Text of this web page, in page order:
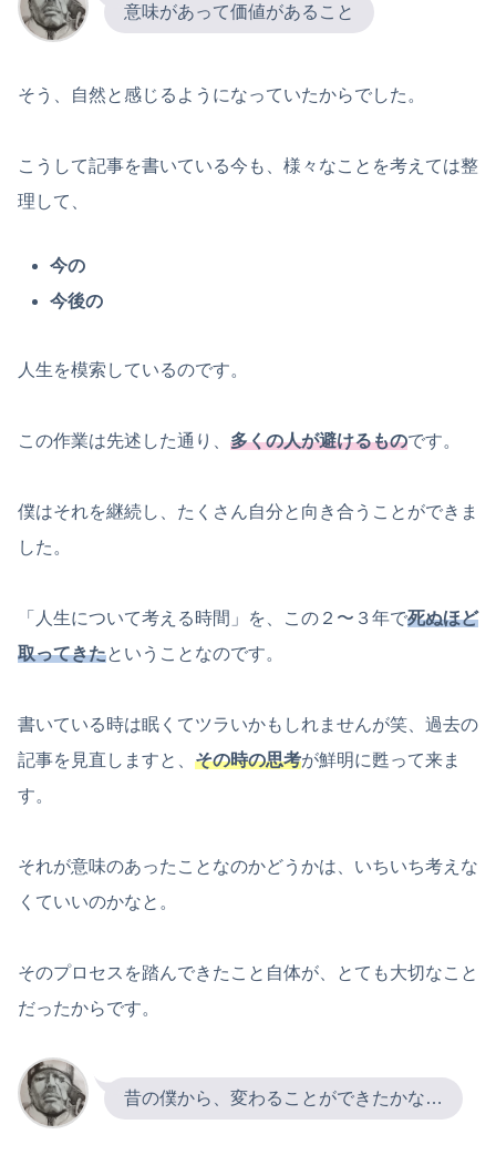
意味があって価値があること
そう、自然と感じるようになっていたからでした。
こうして記事を書いている今も、様々なことを考えては整
理して、
今の
今後の
人生を模索しているのです。
この作業は先述した通り、 多くの人が避けるものです。
僕はそれを継続し、たくさん自分と向き合うことができま
した。
「人生について考える時間」を、この２〜３年で死ぬほど
取ってきたということなのです。
書いている時は眠くてツラいかもしれませんが笑、過去の
記事を見直しますと、 その時の思考が鮮明に甦って来ま
す。
それが意味のあったことなのかどうかは、いちいち考えな
くていいのかなと。
そのプロセスを踏んできたこと自体が、とても大切なこと
だったからです。
昔の僕から、変わることができたかな…